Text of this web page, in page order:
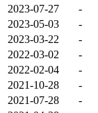
2023-07-27
-
2023-05-03
-
2023-03-22
-
2022-03-02
-
2022-02-04
-
2021-10-28
-
2021-07-28
-